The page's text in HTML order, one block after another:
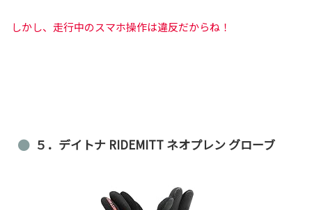
しかし、走行中のスマホ操作は違反だからね！
５．デイトナ RIDEMITT ネオプレン グローブ